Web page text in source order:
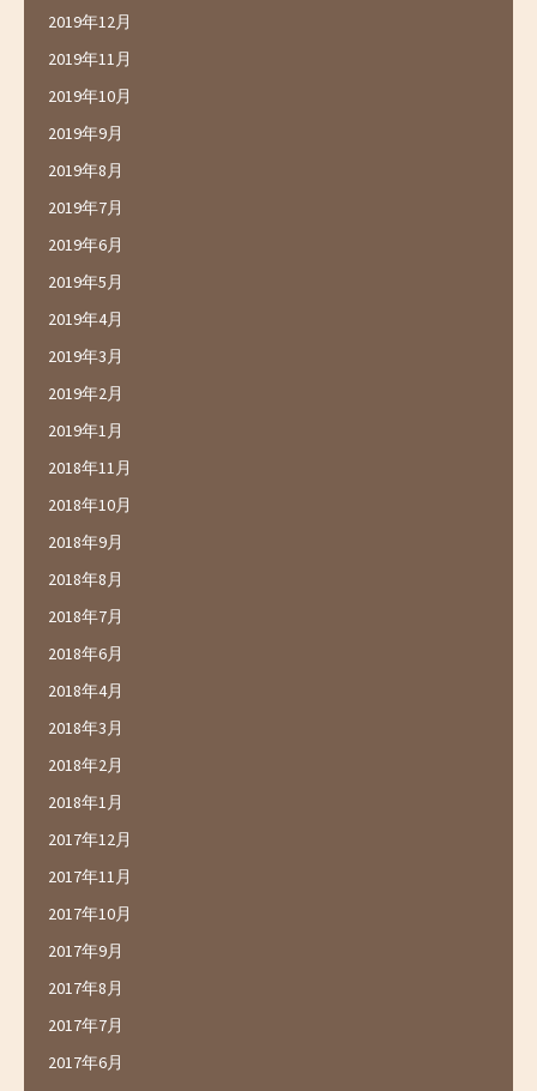
2019年12月
2019年11月
2019年10月
2019年9月
2019年8月
2019年7月
2019年6月
2019年5月
2019年4月
2019年3月
2019年2月
2019年1月
2018年11月
2018年10月
2018年9月
2018年8月
2018年7月
2018年6月
2018年4月
2018年3月
2018年2月
2018年1月
2017年12月
2017年11月
2017年10月
2017年9月
2017年8月
2017年7月
2017年6月